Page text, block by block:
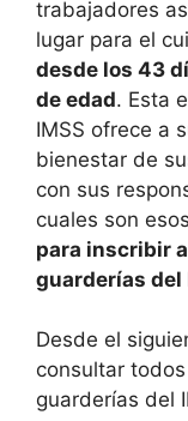
trabajadores
lugar para el
desde los 43
de edad. Esta
IMSS ofrece a
bienestar de
con sus
cuales son esos
para inscribir
guarderías del
Desde el
consultar
guarderías del